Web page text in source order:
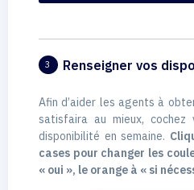
3 Renseigner vos
Afin d’aider les agents à
satisfaira au mieux, cochez
disponibilité en semaine.
cases pour changer les
« oui », le orange à « si